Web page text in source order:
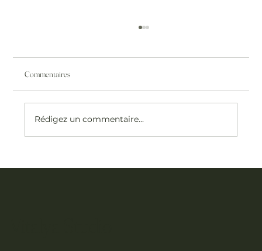
Commentaires
Rédigez un commentaire...